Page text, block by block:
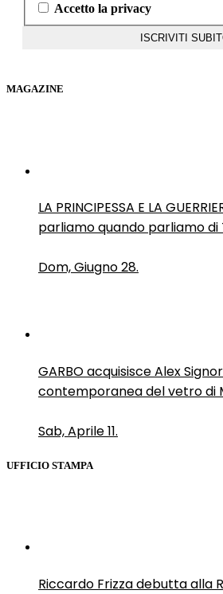
Accetto la privacy
MAGAZINE
LA PRINCIPESSA E LA
parliamo quando parliamo di
Dom, Giugno 28.
GARBO acquisisce Alex
contemporanea del vetro di
Sab, Aprile 11.
UFFICIO STAMPA
Riccardo Frizza debutta alla